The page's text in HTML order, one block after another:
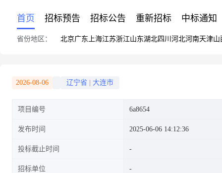
首页 招标预告 招标公告 重新招标 中标通知
省份地区： 北京广东 上海江苏浙江山东湖北四川 河北河南天津山
2026-08-06 辽宁省 大连市
项目编号 6a8654
发布时间 2025-06-06 14:12:36
投标截止时间
招标单位